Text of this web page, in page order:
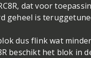
dat voor
geheel is
dus flink wat
beschikt het blok in